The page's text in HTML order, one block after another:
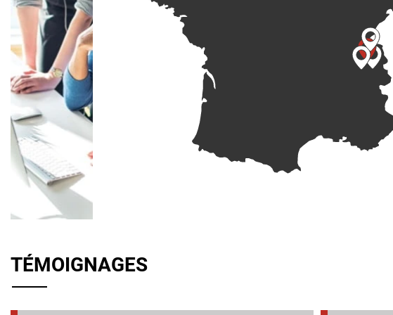
TÉMOIGNAGES